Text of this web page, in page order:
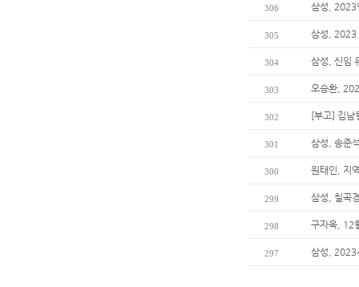
306 삼성, 2023
305 삼성, 2023
304 삼성, 신임
303 오승환,
302 [부고] 김남
301 삼성, 송준
300 원태인, 지
299 삼성, 칠곡
298 구자욱, 12
297 삼성, 2023